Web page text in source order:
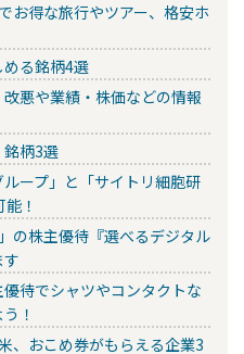
お得な旅行やツアー、格安ホ
る銘柄4選
悪や業績・株価などの情報
柄3選
ループ」と「サイトリ細胞研
！
の株主優待『選べるデジタル
優待でシャツやコンタクトな
！
、おこめ券がもらえる企業3